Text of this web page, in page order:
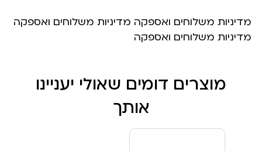
מדיניות משלוחים ואספקה מדיניות משלוחים ואספקה
מדיניות משלוחים ואספקה
מוצרים דומים שאולי יעניינו
אותך